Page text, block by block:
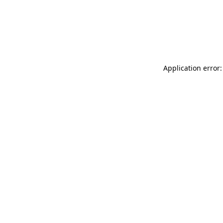
Application